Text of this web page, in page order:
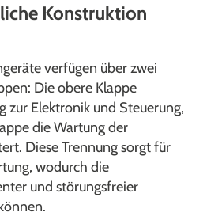
Konstruktion
verfügen über zwei
Die obere Klappe
zur Elektronik und Steuerung,
die Wartung der
Diese Trennung sorgt für
wodurch die
und störungsfreier